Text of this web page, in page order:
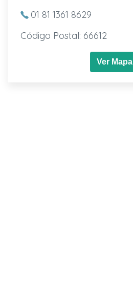
01 81 1361 8629
Código Postal: 66612
Ver Mapa